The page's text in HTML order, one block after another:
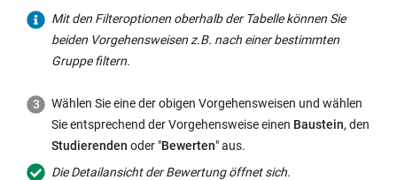
Mit den Filteroptionen oberhalb der Tabelle können Sie
beiden Vorgehensweisen z.B. nach einer bestimmten
Gruppe filtern.
Wählen Sie eine der obigen Vorgehensweisen und wählen
Sie entsprechend der Vorgehensweise einen Baustein, den
Studierenden oder "Bewerten" aus.
Die Detailansicht der Bewertung öffnet sich.